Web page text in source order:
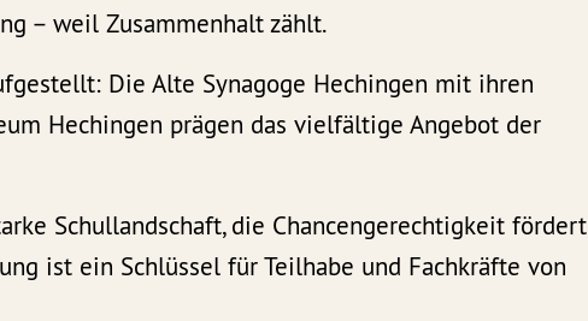
– weil Zusammenhalt zählt.
Die Alte Synagoge Hechingen mit ihren
Hechingen prägen das vielfältige Angebot der
Schullandschaft, die Chancengerechtigkeit fördert
ist ein Schlüssel für Teilhabe und Fachkräfte von